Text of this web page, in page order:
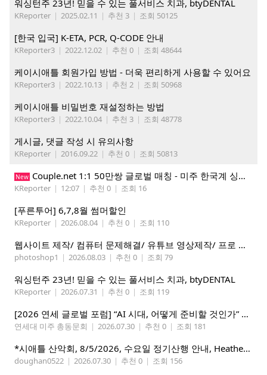
워싱턴주 23년! 믿을 수 있는 풀서비스 치과, btyDENTAL
KReporter | 2025.02.11 | 추천 3 | 조회 50125
[한국 입국] K-ETA, PCR, Q-CODE 안내
KReporter3 | 2022.12.02 | 추천 0 | 조회 48644
케이시애틀 회원가입 방법 - 더욱 편리하게 사용할 수 있어요
KReporter3 | 2022.10.13 | 추천 2 | 조회 50968
케이시애틀 비밀번호 재설정하는 방법
KReporter3 | 2022.10.04 | 추천 3 | 조회 48778
게시글, 댓글 작성 시 유의사항
KReporter | 2016.09.22 | 추천 0 | 조회 50813
New Couple.net 1:1 50만쌍 글로벌 매칭 - 미주 한국계 싱글들 모이세요
KReporter | 12:07 | 추천 0 | 조회 16
[푸른투어] 6,7,8월 썸머할인
KReporter | 2026.08.04 | 추천 0 | 조회 110
웹사이트 제작/ 컴퓨터 문제해결/ 유튜브 영상제작/ 프로 사진촬영
photoshop1 | 2026.08.03 | 추천 0 | 조회 79
워싱턴주 23년! 믿을 수 있는 풀서비스 치과, btyDENTAL
KReporter | 2026.07.31 | 추천 0 | 조회 119
[2026 연세 글로벌 포럼] “AI 시대, 어떻게 준비할 것인가” 8월 7-10일 벨뷰 개최
연세대 미주 총동문회 | 2026.07.30 | 추천 0 | 조회 181
*시애틀 산악회, 8/5/2026, 수요일 정기산행 안내, Heather Lake*
doughan0522 | 2026.07.30 | 추천 0 | 조회 156